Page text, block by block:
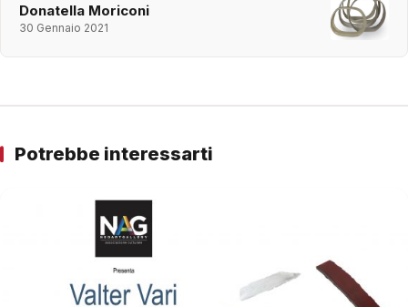
Donatella Moriconi
30 Gennaio 2021
Potrebbe interessarti